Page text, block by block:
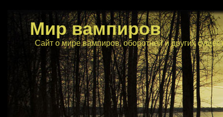
Мир вампиров
Сайт о мире вампиров, оборотней и других